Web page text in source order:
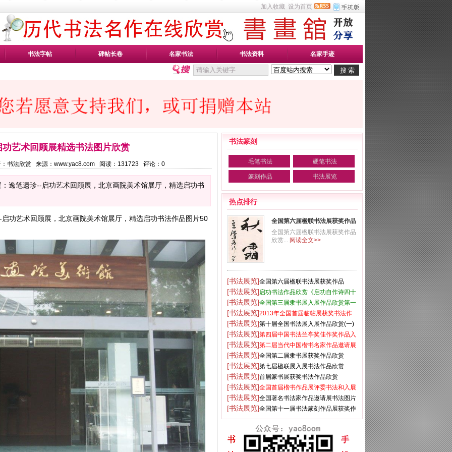
加入收藏 设为首页
书法字帖 碑帖长卷 名家书法 书法资料 名家手迹
艺术回顾展精选书法图片欣赏
书法欣赏 来源：www.yac8.com 阅读： 131723评论： 0
逸笔遗珍--启功艺术回顾展，北京画院美术馆展厅，精选启功书
功艺术回顾展，北京画院美术馆展厅，精选启功书法作品图片50
书法篆刻
毛笔书法 硬笔书法
篆刻作品 书法展览
热点排行
全国第六届楹联书法展获奖作品
全国第六届楹联书法展获奖作品
欣赏... 阅读全文>>
[书法展览]全国第六届楹联书法展获奖作品
[书法展览]启功书法作品欣赏《启功自作诗四十
八首》
[书法展览]全国第三届隶书展入展作品欣赏第一
辑
[书法展览]2013年全国首届临帖展获奖书法作
品欣赏
[书法展览]第十届全国书法展入展作品欣赏(一)
[书法展览]第四届中国书法兰亭奖佳作奖作品入
展作品
[书法展览]第二届当代中国楷书名家作品邀请展
百幅书法欣赏
[书法展览]全国第二届隶书展获奖作品欣赏
[书法展览]第七届楹联展入展书法作品欣赏
[书法展览]首届篆书展获奖书法作品欣赏
[书法展览]全国首届楷书作品展评委书法和入展
作品
[书法展览]全国著名书法家作品邀请展书法图片
欣赏1
[书法展览]全国第十一届书法篆刻作品展获奖作
品欣赏